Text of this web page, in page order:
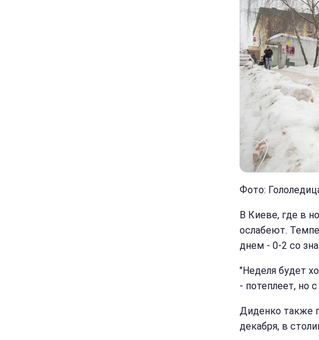
Фото:
В Киеве, где в
ослабеют.
днем - 0-2 со
"Неделя будет
- потеплеет, но
Диденко также
декабря, в